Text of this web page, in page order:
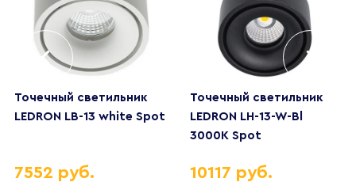
Точечный светильник
LEDRON LB-13 white Spot
7552 руб.
Точечный светильник
LEDRON LH-13-W-Bl
3000K Spot
10117 руб.